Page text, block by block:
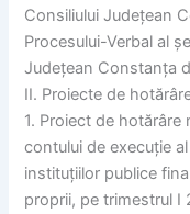
Consiliului Județean
Procesului-Verbal al
Județean Constanța
II. Proiecte de
1. Proiect de
contului de execuție
instituțiilor publice
proprii, pe trimestrul I